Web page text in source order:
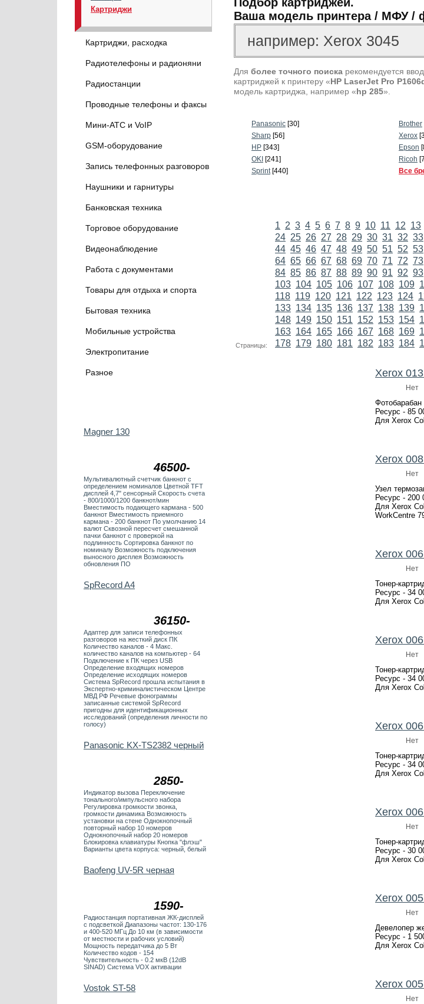
Картриджи
Картриджи, расходка
Радиотелефоны и радионяни
Радиостанции
Проводные телефоны и факсы
Мини-АТС и VoIP
GSM-оборудование
Запись телефонных разговоров
Наушники и гарнитуры
Банковская техника
Торговое оборудование
Видеонаблюдение
Работа с документами
Товары для отдыха и спорта
Бытовая техника
Мобильные устройства
Электропитание
Разное
46500-
Magner 130
Мультивалютный счетчик банкнот с
определением номиналов Цветной TFT
дисплей 4,7" сенсорный Скорость счета
- 800/1000/1200 банкнот/мин
Вместимость подающего кармана - 500
банкнот Вместимость приемного
кармана - 200 банкнот По умолчанию 14
валют Сквозной пересчет смешанной
пачки банкнот с проверкой на
подлинность Сортировка банкнот по
номиналу Возможность подключения
выносного дисплея Возможность
обновления ПО
36150-
SpRecord A4
Адаптер для записи телефонных
разговоров на жесткий диск ПК
Количество каналов - 4 Макс.
количество каналов на компьютер - 64
Подключение к ПК через USB
Определение входящих номеров
Определение исходящих номеров
Система SpRecord прошла испытания в
Экспертно-криминалистическом Центре
МВД РФ Речевые фонограммы
записанные системой SpRecord
пригодны для идентификационных
исследований (определения личности по
голосу)
2850-
Panasonic KX-TS2382 черный
Индикатор вызова Переключение
тонального/импульсного набора
Регулировка громкости звонка,
громкости динамика Возможность
установки на стене Однокнопочный
повторный набор 10 номеров
Однокнопочный набор 20 номеров
Блокировка клавиатуры Кнопка "флэш"
Варианты цвета корпуса: черный, белый
1590-
Baofeng UV-5R черная
Радиостанция портативная ЖК-дисплей
с подсветкой Диапазоны частот: 130-176
и 400-520 МГц До 10 км (в зависимости
от местности и рабочих условий)
Мощность передатчика до 5 Вт
Количество кодов - 154
Чувствительность - 0.2 мкВ (12dB
SINAD) Система VOX активации
Vostok ST-58
Ваша модель принтера / МФУ /
Для более точного поиска рекомендуется ввод
картриджей к принтеру «HP LaserJet Pro
модель картриджа, например «hp 285».
Panasonic [30] Brother
Sharp [56] Xerox
HP [343] Epson
OKI [241] Ricoh
Sprint[440] Все
Страницы:
1 2 3 4 5 6 7 8 9 10 11 12 13
24 25 26 27 28 29 30 31 32 33
44 45 46 47 48 49 50 51 52 53
64 65 66 67 68 69 70 71 72 73
84 85 86 87 88 89 90 91 92 93
103 104 105 106 107 108 109
118 119 120 121 122 123 124
133 134 135 136 137 138 139
148 149 150 151 152 153 154
163 164 165 166 167 168 169
178 179 180 181 182 183 184
Xerox
Нет
Ресурс - 85
Для Xerox
Xerox
Нет
Узел
Ресурс - 200
Для Xerox
WorkCentre
Xerox
Нет
Тонер-
Ресурс - 34
Для Xerox
Xerox
Нет
Тонер-
Ресурс - 34
Для Xerox
Xerox
Нет
Тонер-
Ресурс - 34
Для Xerox
Xerox
Нет
Тонер-
Ресурс - 30
Для Xerox
Xerox
Нет
Девелопер
Ресурс - 1
Для Xerox
Xerox
Нет